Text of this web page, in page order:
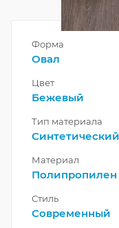
Форма
Овал
Цвет
Бежевый
Тип материала
Синтетический
Материал
Полипропилен
Стиль
Современный